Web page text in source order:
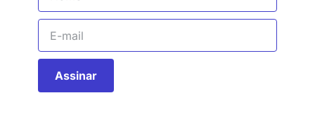
Assinar